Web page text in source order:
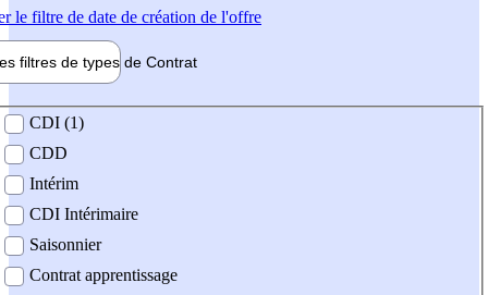
le filtre de date de création de l'offre
filtres de types de Contrat
contrat
CDI (1)
CDD
Intérim
CDI Intérimaire
Saisonnier
Contrat apprentissage